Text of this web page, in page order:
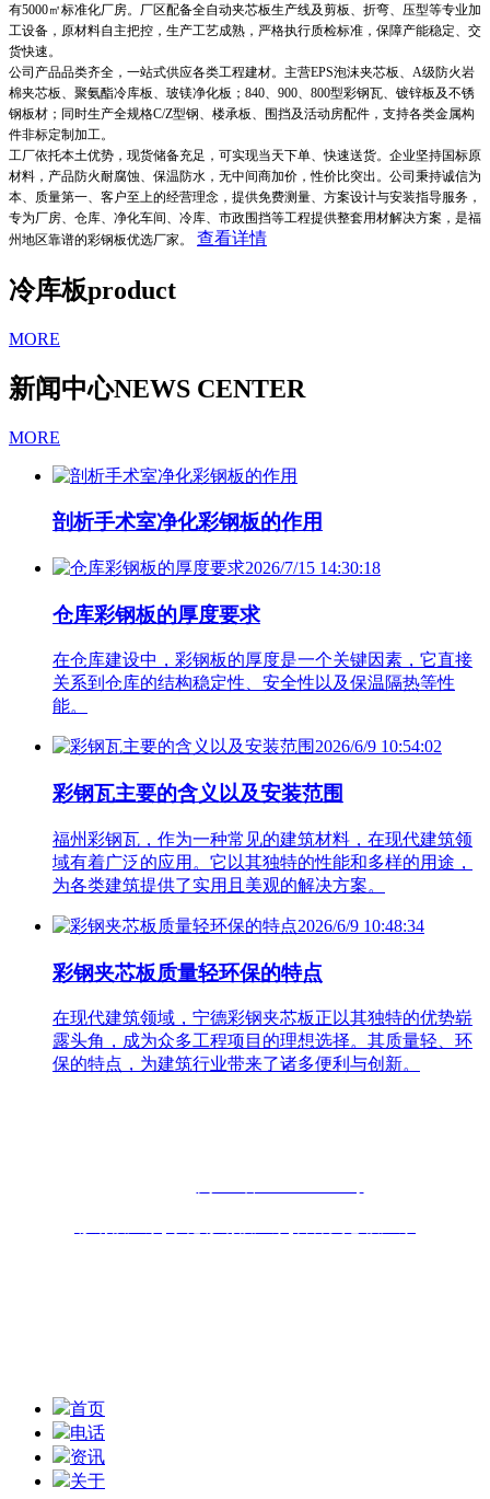
有5000㎡标准化厂房。厂区配备全自动夹芯板生产线及剪板、折弯、压型等专业加
工设备，原材料自主把控，生产工艺成熟，严格执行质检标准，保障产能稳定、交
货快速。
公司产品品类齐全，一站式供应各类工程建材。主营EPS泡沫夹芯板、A级防火岩
棉夹芯板、聚氨酯冷库板、玻镁净化板；840、900、800型彩钢瓦、镀锌板及不锈
钢板材；同时生产全规格C/Z型钢、楼承板、围挡及活动房配件，支持各类金属构
件非标定制加工。
工厂依托本土优势，现货储备充足，可实现当天下单、快速送货。企业坚持国标原
材料，产品防火耐腐蚀、保温防水，无中间商加价，性价比突出。公司秉持诚信为
本、质量第一、客户至上的经营理念，提供免费测量、方案设计与安装指导服务，
专为厂房、仓库、净化车间、冷库、市政围挡等工程提供整套用材解决方案，是福
州地区靠谱的彩钢板优选厂家。
查看详情
冷库板product
MORE
新闻中心NEWS CENTER
MORE
剖析手术室净化彩钢板的作用
2026/7/15 14:30:18
仓库彩钢板的厚度要求
在仓库建设中，彩钢板的厚度是一个关键因素，它直接
关系到仓库的结构稳定性、安全性以及保温隔热等性
能。
2026/6/9 10:54:02
彩钢瓦主要的含义以及安装范围
福州彩钢瓦，作为一种常见的建筑材料，在现代建筑领
域有着广泛的应用。它以其独特的性能和多样的用途，
为各类建筑提供了实用且美观的解决方案。
2026/6/9 10:48:34
彩钢夹芯板质量轻环保的特点
在现代建筑领域，宁德彩钢夹芯板正以其独特的优势崭
露头角，成为众多工程项目的理想选择。其质量轻、环
保的特点，为建筑行业带来了诸多便利与创新。
首页
电话
资讯
关于